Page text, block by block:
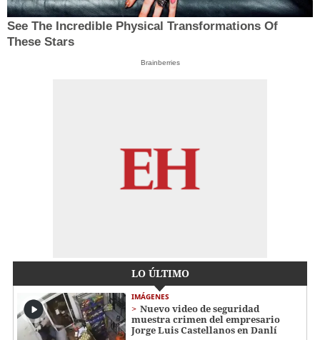
See The Incredible Physical Transformations Of
These Stars
Brainberries
LO ÚLTIMO
IMÁGENES
Nuevo video de seguridad
muestra crimen del empresario
Jorge Luis Castellanos en Danlí